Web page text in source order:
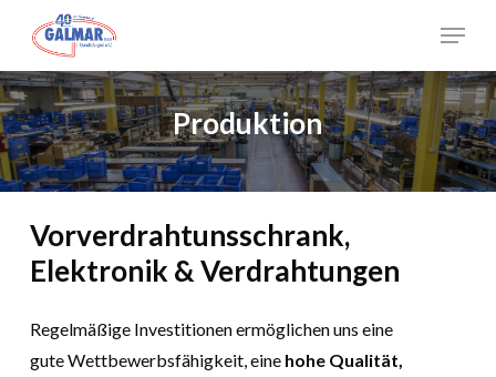
main
content
Menu
Produktion
Vorverdrahtunsschrank,
Elektronik & Verdrahtungen
Regelmäßige Investitionen ermöglichen uns eine
gute Wettbewerbsfähigkeit, eine hohe Qualität,
Close
Menu